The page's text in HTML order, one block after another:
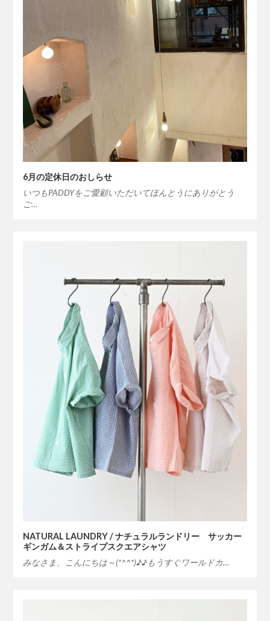
6月の定休日のおしらせ
いつもPADDYをご愛顧いただいてほんとうにありがとう
ご…
NATURAL LAUNDRY / ナチュラルランドリー サッカー
ギンガム＆ストライプスクエアシャツ
みなさま、こんにちは～(*^^*)♪♪もうすぐワールドカ…